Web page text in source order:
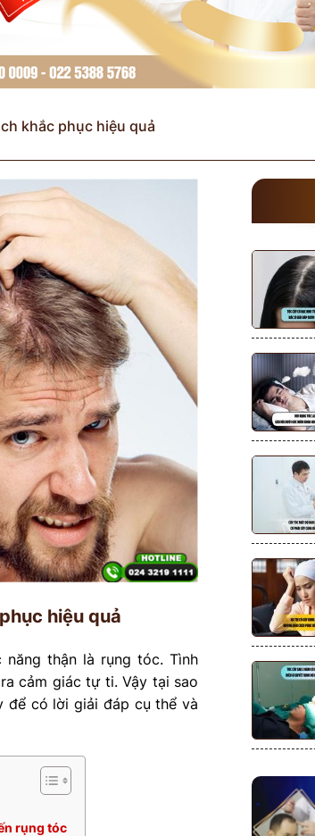
khắc phục hiệu quả
hiệu quả
thận là rụng tóc. Tình
cảm giác tự ti. Vậy tại sao
để có lời giải đáp cụ thể và
rụng tóc